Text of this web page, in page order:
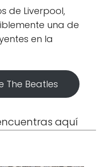
de Liverpool,
una de
en la
The Beatles
aquí